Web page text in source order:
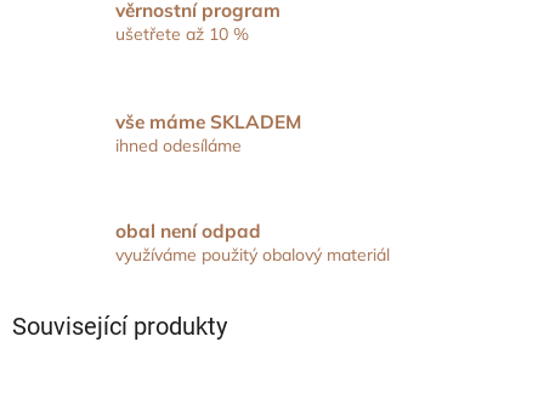
věrnostní program
ušetřete až 10 %
vše máme SKLADEM
ihned odesíláme
obal není odpad
využíváme použitý obalový materiál
Související produkty